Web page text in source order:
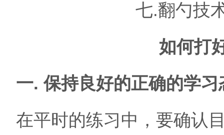
七.翻勺技
如何打
一.保持良好的正确的学习
在平时的练习中，要确认